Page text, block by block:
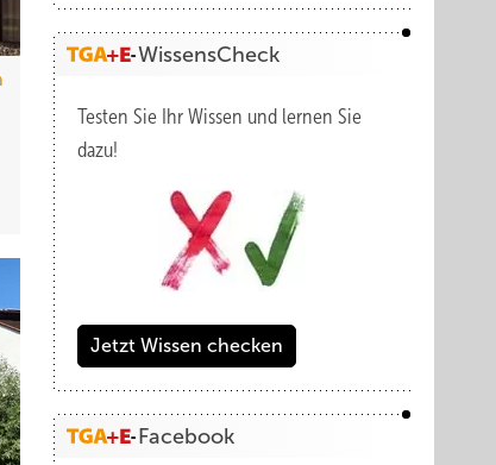
WissensCheck
Testen Sie Ihr Wissen und lernen Sie
dazu!
Jetzt Wissen checken
Facebook